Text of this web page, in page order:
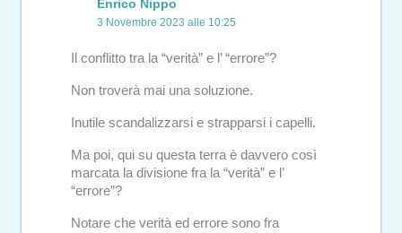
Enrico Nippo
3 Novembre 2023 alle 10:25
Il conflitto tra la “verità” e l’ “errore”?
Non troverà mai una soluzione.
Inutile scandalizzarsi e strapparsi i capelli.
Ma poi, qui su questa terra è davvero così
marcata la divisione fra la “verità” e l’
“errore”?
Notare che verità ed errore sono fra